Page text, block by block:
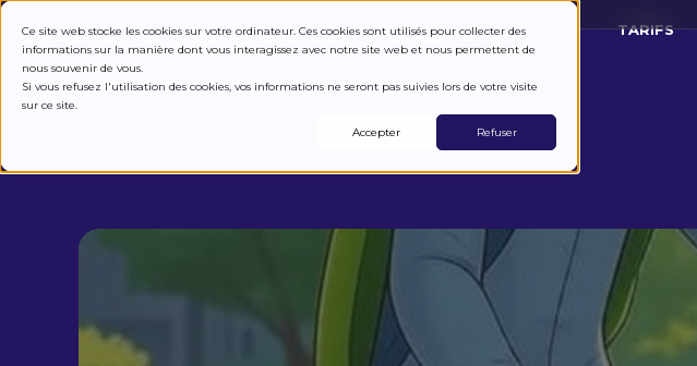
Ce site web stocke les cookies sur votre ordinateur. Ces cookies sont utilisés pour collecter des
informations sur la manière dont vous interagissez avec notre site web et nous permettent de
nous souvenir de vous.
Si vous refusez l'utilisation des cookies, vos informations ne seront pas suivies lors de votre visite
sur ce site.
Accepter
Refuser
COMMENT ÇA MARCHE ? TARIFS
LA FONDATION